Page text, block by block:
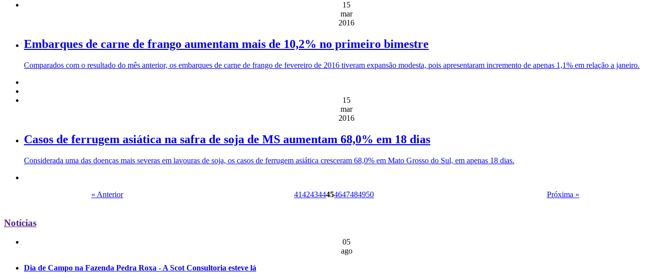
15
mar
2016
Embarques de carne de frango aumentam mais de 10,2% no primeiro bimestre
Comparados com o resultado do mês anterior, os embarques de carne de frango de fevereiro de 2016 tiveram expansão modesta, pois apresentaram incremento de apenas 1,1% em relação a janeiro.
15
mar
2016
Casos de ferrugem asiática na safra de soja de MS aumentam 68,0% em 18 dias
Considerada uma das doenças mais severas em lavouras de soja, os casos de ferrugem asiática cresceram 68,0% em Mato Grosso do Sul, em apenas 18 dias.
« Anterior 41424344454647484950 Próxima »
Notícias
05
ago
Dia de Campo na Fazenda Pedra Roxa - A Scot Consultoria esteve lá